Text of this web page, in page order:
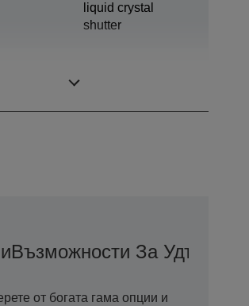
liquid crystal
shutter
Възможности За
от богата гама опции и